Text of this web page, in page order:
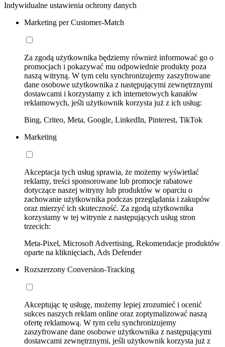
Indywidualne ustawienia ochrony danych
Marketing per Customer-Match
Za zgodą użytkownika będziemy również informować go o
promocjach i pokazywać mu odpowiednie produkty poza
naszą witryną. W tym celu synchronizujemy zaszyfrowane
dane osobowe użytkownika z następującymi zewnętrznymi
dostawcami i korzystamy z ich internetowych kanałów
reklamowych, jeśli użytkownik korzysta już z ich usług:
Bing, Criteo, Meta, Google, LinkedIn, Pinterest, TikTok
Marketing
Akceptacja tych usług sprawia, że możemy wyświetlać
reklamy, treści sponsorowane lub promocje rabatowe
dotyczące naszej witryny lub produktów w oparciu o
zachowanie użytkownika podczas przeglądania i zakupów
oraz mierzyć ich skuteczność. Za zgodą użytkownika
korzystamy w tej witrynie z następujących usług stron
trzecich:
Meta-Pixel, Microsoft Advertising, Rekomendacje produktów
oparte na kliknięciach, Ads Defender
Rozszerzony Conversion-Tracking
Akceptując tę usługę, możemy lepiej zrozumieć i ocenić
sukces naszych reklam online oraz zoptymalizować naszą
ofertę reklamową. W tym celu synchronizujemy
zaszyfrowane dane osobowe użytkownika z następującymi
dostawcami zewnętrznymi, jeśli użytkownik korzysta już z